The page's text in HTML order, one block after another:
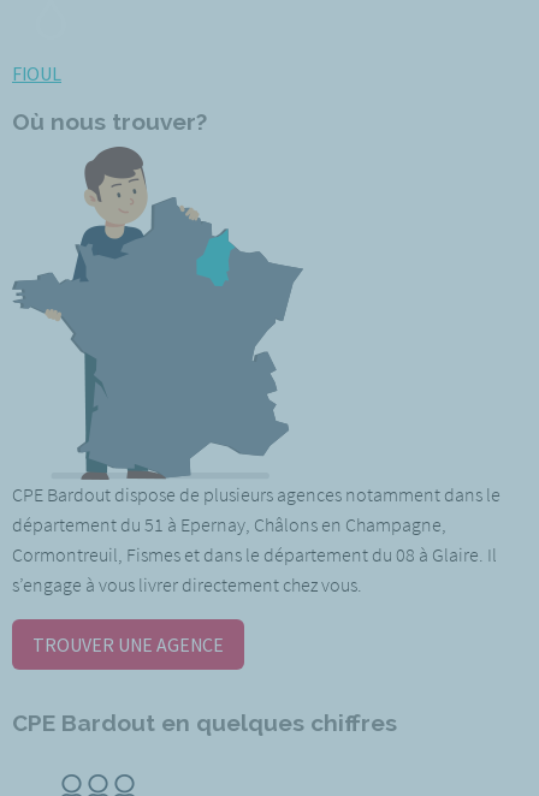
FIOUL
Où nous trouver?
CPE Bardout dispose de plusieurs agences notamment dans le
département du 51 à Epernay, Châlons en Champagne,
Cormontreuil, Fismes et dans le département du 08 à Glaire. Il
s’engage à vous livrer directement chez vous.
TROUVER UNE AGENCE
CPE Bardout en quelques chiffres